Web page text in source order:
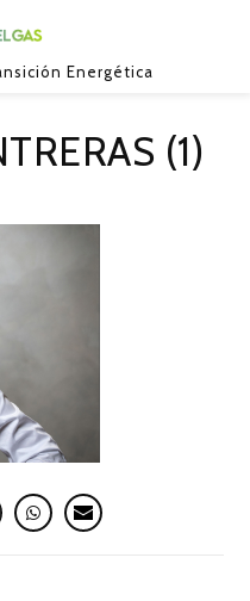
Energética
(1)